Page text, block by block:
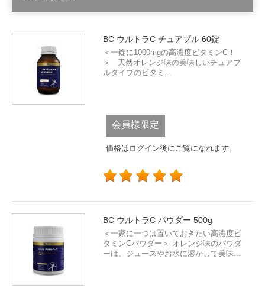
BC ウルトラC チュアブル 60錠
＜一錠に1000mgの高濃度ビタミンC！
＞ 天然オレンジ味の美味しいチュアブ
ルタイプのビタミ...
会員様限定
価格はログイン後にご覧になれます。
BC ウルトラC パウダー 500g
＜一家に一つは置いておきたい高濃度ビ
タミンCパウダー＞ オレンジ味のパウダ
ーは、ジュースやお水に溶かして美味...